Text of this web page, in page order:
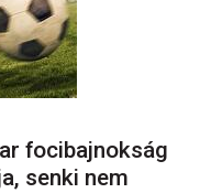
focibajnokság
senki nem